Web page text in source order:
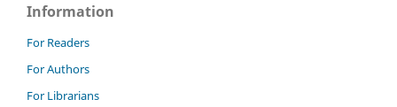
Information
For Readers
For Authors
For Librarians